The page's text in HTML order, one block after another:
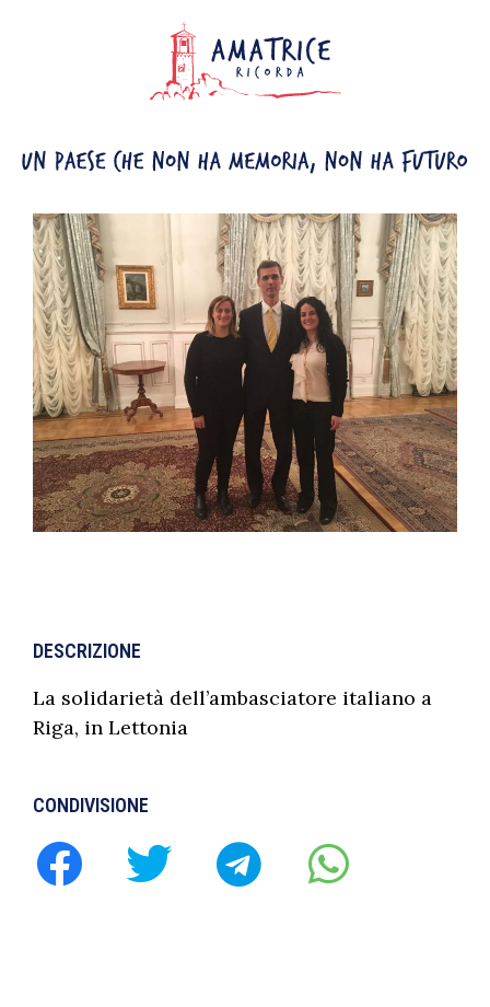
DESCRIZIONE
La solidarietà dell’ambasciatore italiano a
Riga, in Lettonia
CONDIVISIONE